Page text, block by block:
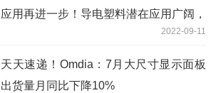
应用再进一步！导电塑料潜在应用广阔，
具备持续增长潜力的概念股仅4只2022-09-11
天天速递！Omdia：7月大尺寸显示面板
出货量月同比下降10%